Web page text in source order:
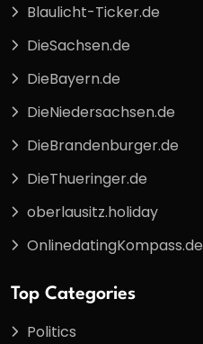
Blaulicht-Ticker.de
DieSachsen.de
DieBayern.de
DieNiedersachsen.de
DieBrandenburger.de
DieThueringer.de
oberlausitz.holiday
OnlinedatingKompass.de
Top Categories
Politics